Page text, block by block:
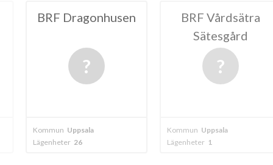
BRF Vårdsätra
Kommun
BRF
Kommun